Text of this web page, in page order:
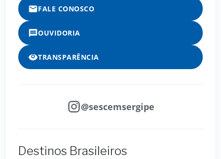
FALE CONOSCO
OUVIDORIA
TRANSPARÊNCIA
@sescemsergipe
Destinos Brasileiros